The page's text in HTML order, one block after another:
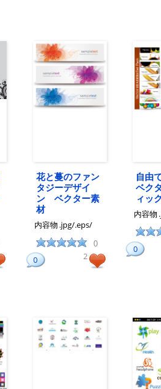
花と蔓のファン
タジーデザイ
ン ベクター素
材
内容物 .jpg/.eps/
0
0 2
自由
ベク
ィッ
内容物
0